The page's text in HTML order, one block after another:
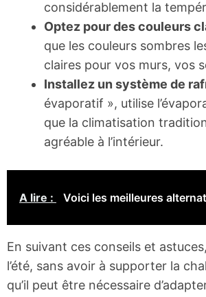
considérablement la
Optez pour des couleurs
que les couleurs sombres
claires pour vos murs, vos
Installez un système de
évaporatif », utilise
que la climatisation
agréable à l’intérieur.
A lire : Voici les meilleures
En suivant ces conseils et
l’été, sans avoir à supporter la
qu’il peut être nécessaire